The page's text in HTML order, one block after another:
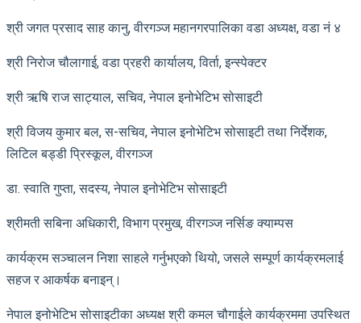
श्री जगत प्रसाद साह कानु, वीरगञ्ज महानगरपालिका वडा अध्यक्ष, वडा नं ४
श्री निरोज चौलागाई, वडा प्रहरी कार्यालय, विर्ता, इन्स्पेक्टर
श्री ऋषि राज साट्याल, सचिव, नेपाल इनोभेटिभ सोसाइटी
श्री विजय कुमार बल, स-सचिव, नेपाल इनोभेटिभ सोसाइटी तथा निर्देशक,
लिटिल बड्डी प्रिस्कूल, वीरगञ्ज
डा. स्वाति गुप्ता, सदस्य, नेपाल इनोभेटिभ सोसाइटी
श्रीमती सबिना अधिकारी, विभाग प्रमुख, वीरगञ्ज नर्सिङ क्याम्पस
कार्यक्रम सञ्चालन निशा साहले गर्नुभएको थियो, जसले सम्पूर्ण कार्यक्रमलाई
सहज र आकर्षक बनाइन्।
नेपाल इनोभेटिभ सोसाइटीका अध्यक्ष श्री कमल चौगाईले कार्यक्रममा उपस्थित